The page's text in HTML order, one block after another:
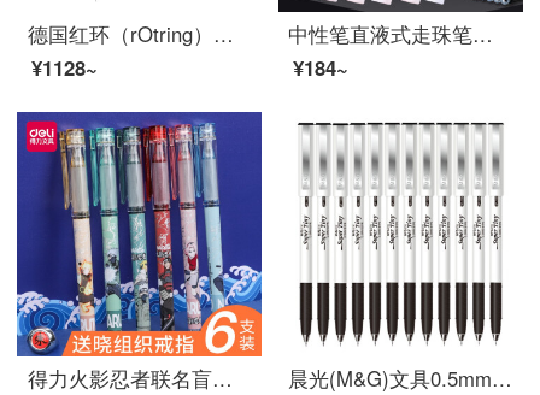
德国红环（rOtring）自动铅笔 600系列黑色0.5mm 全金属笔身专业绘图
¥1128~
中性笔直液式走珠笔签字笔学生用少女心水性笔可替换笔墨囊高档个性创意时尚小清新商务会议笔刻字 5支装(1白+糖果彩4色各1支)
¥184~
得力火影忍者联名盲盒中性笔全针管黑色水笔签字笔0.5mm学生办公高颜值ins速干 【火影忍者】盲盒笔4支装
晨光(M&G)文具0.5mm黑色中性笔 全针管签字笔 水笔 12支/盒GP1390